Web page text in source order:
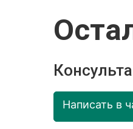
Написать в